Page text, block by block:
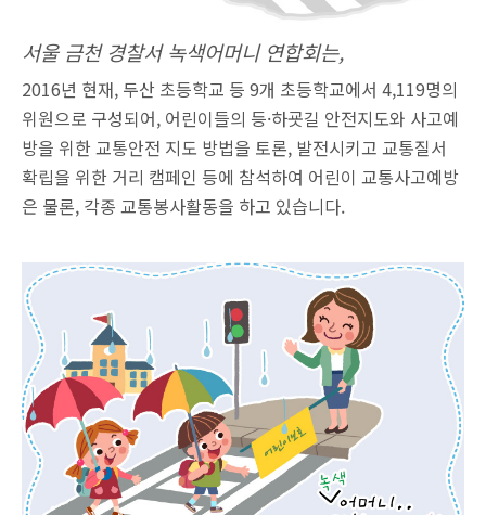
서울 금천 경찰서 녹색어머니 연합회는,
2016년 현재, 두산 초등학교 등 9개 초등학교에서 4,119명의
위원으로 구성되어, 어린이들의 등·하굣길 안전지도와 사고예
방을 위한 교통안전 지도 방법을 토론, 발전시키고 교통질서
확립을 위한 거리 캠페인 등에 참석하여 어린이 교통사고예방
은 물론, 각종 교통봉사활동을 하고 있습니다.